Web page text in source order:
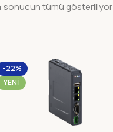
sonucun tümü gösteriliyor
-22%
YENI